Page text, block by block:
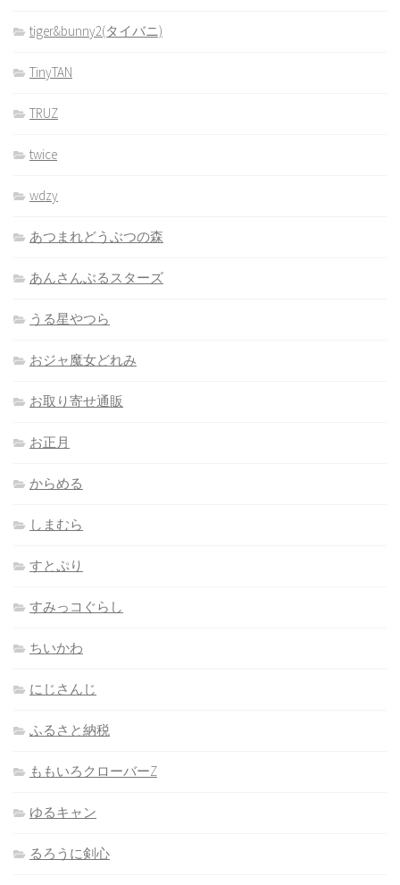
tiger&bunny2(タイバニ)
TinyTAN
TRUZ
twice
wdzy
あつまれどうぶつの森
あんさんぶるスターズ
うる星やつら
おジャ魔女どれみ
お取り寄せ通販
お正月
からめる
しまむら
すとぷり
すみっコぐらし
ちいかわ
にじさんじ
ふるさと納税
ももいろクローバーZ
ゆるキャン
るろうに剣心